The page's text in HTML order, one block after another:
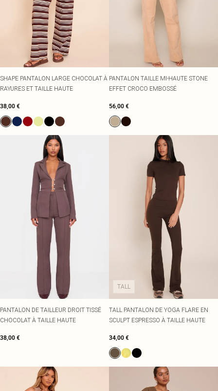
SHAPE PANTALON LARGE CHOCOLAT À
RAYURES ET TAILLE HAUTE
38,00 €
PANTALON TAILLE MI-HAUTE STONE
EFFET CROCO EMBOSSÉ
56,00 €
PANTALON DE TAILLEUR DROIT TISSÉ
CHOCOLAT À TAILLE HAUTE
38,00 €
TALL
TALL PANTALON DE YOGA FLARE EN
SCULPT ESPRESSO À TAILLE HAUTE
34,00 €